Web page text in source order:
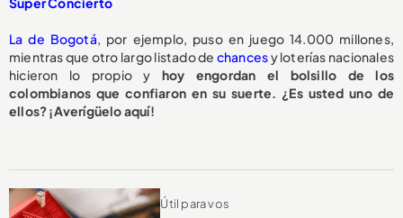
La de Bogotá, por ejemplo, puso en juego 14.000 millones,
mientras que otro largo listado de chancesy loterías nacionales
hicieron lo propio y hoy engordan el bolsillo de los
colombianos que confiaron en su suerte. ¿Es usted uno de
ellos? ¡Averígüelo aquí!
Útil para vos